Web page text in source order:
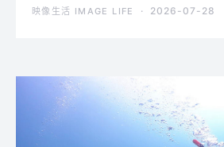
映像生活 IMAGE LIFE 2026-07-28